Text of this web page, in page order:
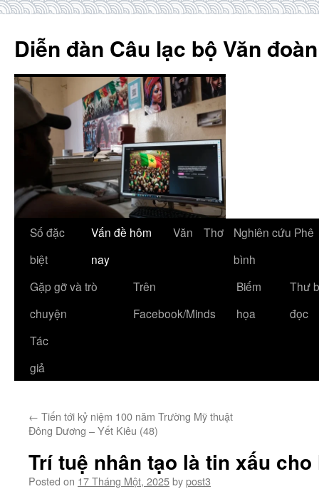
content
Diễn đàn Câu lạc bộ Văn
Số đặc
biệt
Vấn đề hôm
nay
Văn Thơ
Nghiên cứu Phê
bình
Gặp gỡ và trò
chuyện
Trên
Facebook/Minds
Biếm
họa
Thư
đọc
Tác
giả
← Tiến tới kỷ niệm 100 năm Trường Mỹ thuật
Đông Dương – Yết Kiêu (48)
Trí tuệ nhân tạo là tin xấu cho
Posted on 17 Tháng Một, 2025bypost3